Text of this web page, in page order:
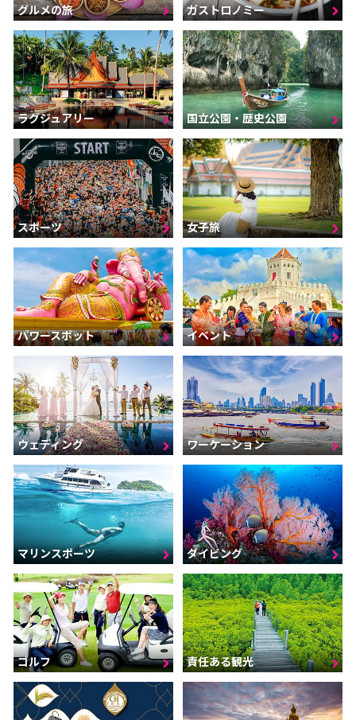
グルメの旅 ガストロノミー
ラグジュアリー 国立公園・歴史公園
スポーツ 女子旅
パワースポット イベント
ウェディング ワーケーション
マリンスポーツ ダイビング
ゴルフ 責任ある観光